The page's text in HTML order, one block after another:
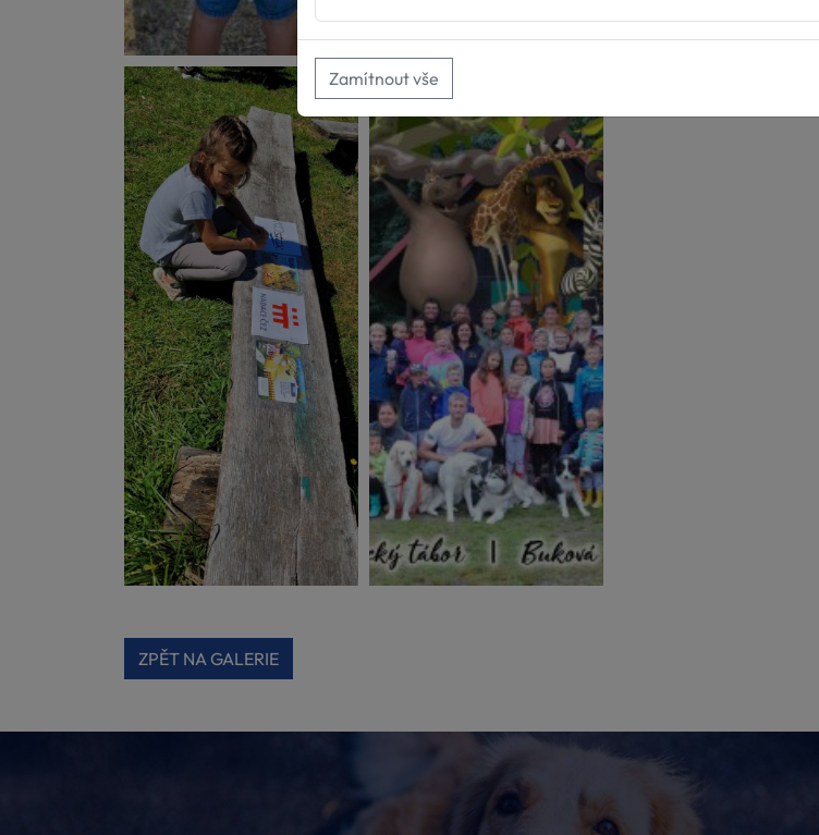
ZPĚT NA GALERIE
Zamítnout vše